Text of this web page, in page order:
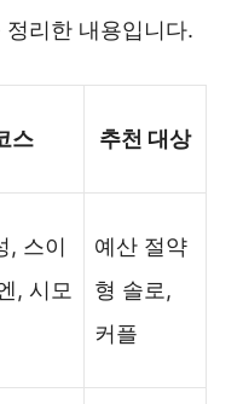
리한 내용입니다.
스 추천 대상
, 스이
, 시모
예산 절약
형 솔로,
커플